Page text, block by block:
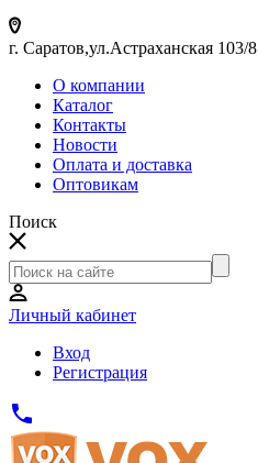
г. Саратов,ул.Астраханская 103/8
О компании
Каталог
Контакты
Новости
Оплата и доставка
Оптовикам
Поиск
Личный кабинет
Вход
Регистрация
phone